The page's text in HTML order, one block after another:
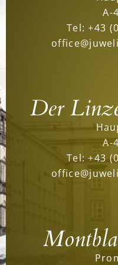
A-
Tel:+43
Der
A-
Tel:+43